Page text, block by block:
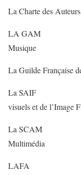
La Charte des
LA GAM La
Musique
La Guilde
La SAIF
visuels et de l’Image
La SCAM La
Multimédia
LAFA La